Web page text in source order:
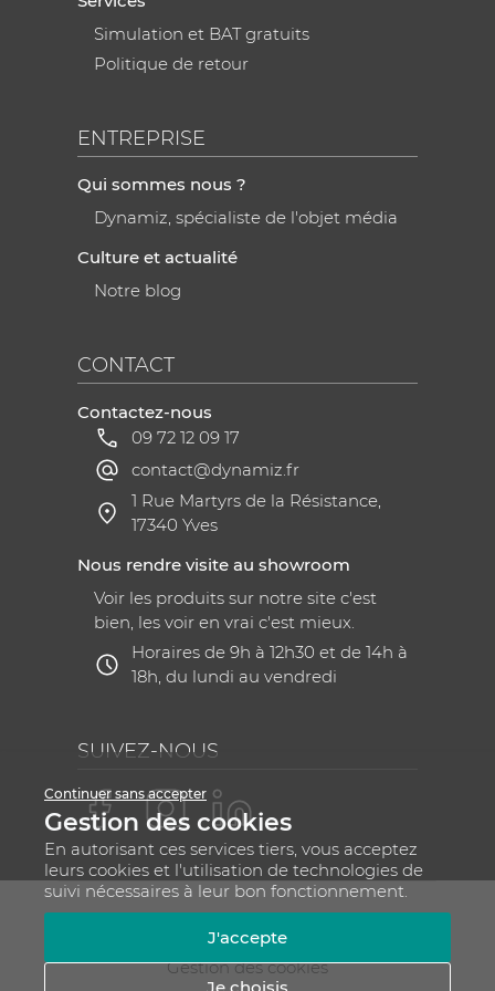
Simulation et BAT gratuits
Politique de retour
ENTREPRISE
Qui sommes nous ?
Dynamiz, spécialiste de l'objet média
Culture et actualité
Notre blog
CONTACT
Contactez-nous
09 72 12 09 17
contact@dynamiz.fr
1 Rue Martyrs de la Résistance,
17340 Yves
Nous rendre visite au showroom
Voir les produits sur notre site c'est
bien, les voir en vrai c'est mieux.
Horaires de 9h à 12h30 et de 14h à
18h, du lundi au vendredi
SUIVEZ-NOUS
RGPD - Gestion de vos données personnelles
Gestion des cookies
Continuer sans accepter
Gestion des cookies
En autorisant ces services tiers, vous acceptez
leurs cookies et l'utilisation de technologies de
suivi nécessaires à leur bon fonctionnement.
J'accepte